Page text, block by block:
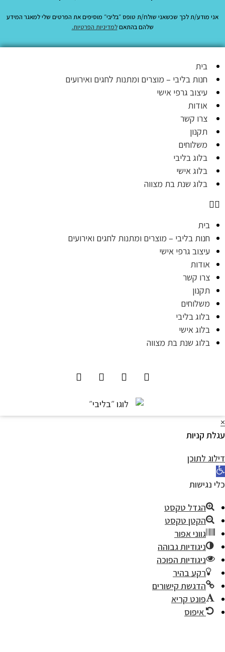
אני מודע/ת לכך שכשאני שולח/ת טופס ״בליבי״ מוסיפים את הפרטים שלי למאגר המידע
שלהם בהתאםלמדיניות הפרטיות.
בית
חנות בליבי – מוצרים ומתנות לחגים ואירועים
עיצוב גרפי אישי
אודות
צרו קשר
תקנון
משלוחים
בלוג בליבי
בלוג אישי
בלוג שנת בת מצווה
בית
חנות בליבי – מוצרים ומתנות לחגים ואירועים
עיצוב גרפי אישי
אודות
צרו קשר
תקנון
משלוחים
בלוג בליבי
בלוג אישי
בלוג שנת בת מצווה
קניות
לתוכן
נגישות
הגדל טקסט
הקטן טקסט
גווני אפור
ניגודיות גבוהה
ניגודיות הפוכה
רקע בהיר
הדגשת קישורים
פונט קריא
איפוס